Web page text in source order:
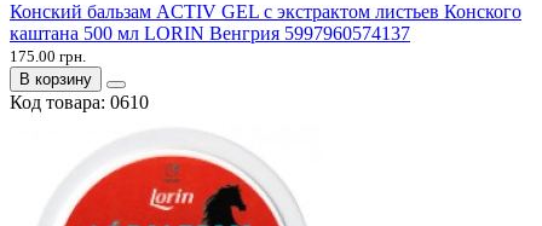
Конский бальзам ACTIV GEL с экстрактом листьев Конского
каштана 500 мл LORIN Венгрия 5997960574137
175.00 грн.
В корзину
Код товара: 0610